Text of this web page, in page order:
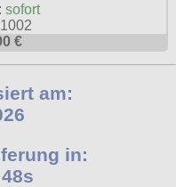
sofort
€
am:
in: